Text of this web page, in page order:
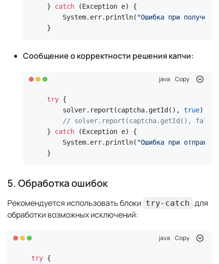
} catch (Exception e) {
    System.err.println(
"Ошибка при
}
Сообщение о корректности решения капчи:
java Copy
try {
    solver.report(captcha.getId(),
true);
// solver.report(captcha.getId(), false);
} catch (Exception e) {
    System.err.println(
"Ошибка при
}
5. Обработка ошибок
Рекомендуется использовать блоки try-catch для
обработки возможных исключений:
java Copy
try {